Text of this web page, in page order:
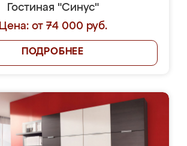
Гостиная "Синус"
Цена: от 74 000 руб.
ПОДРОБНЕЕ